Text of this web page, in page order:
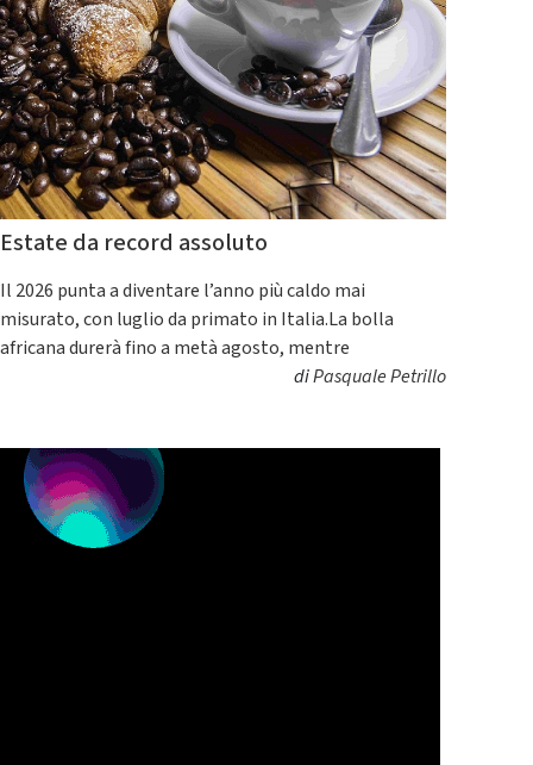
Estate da record assoluto
Il 2026 punta a diventare l’anno più caldo mai
misurato, con luglio da primato in Italia.La bolla
africana durerà fino a metà agosto, mentre
diPasquale Petrillo